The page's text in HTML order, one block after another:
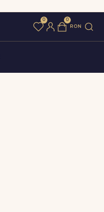
0 0
ron